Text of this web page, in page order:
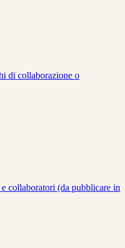
di collaborazione o
collaboratori (da pubblicare in